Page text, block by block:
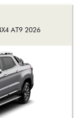
3731
AT9 2026